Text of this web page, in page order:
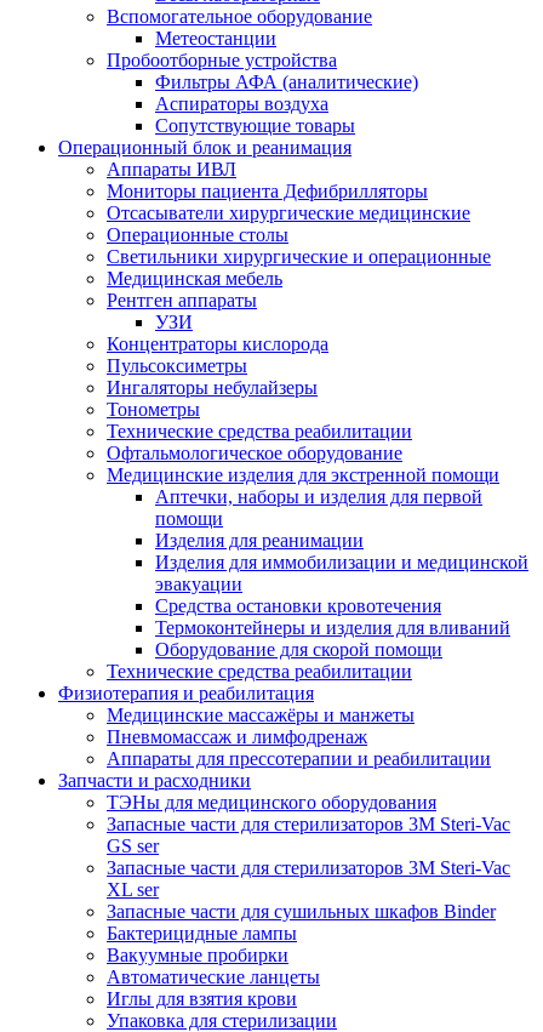
Вспомогательное оборудование
Метеостанции
Пробоотборные устройства
Фильтры АФА (аналитические)
Аспираторы воздуха
Сопутствующие товары
Операционный блок и реанимация
Аппараты ИВЛ
Мониторы пациента Дефибрилляторы
Отсасыватели хирургические медицинские
Операционные столы
Светильники хирургические и операционные
Медицинская мебель
Рентген аппараты
УЗИ
Концентраторы кислорода
Пульсоксиметры
Ингаляторы небулайзеры
Тонометры
Технические средства реабилитации
Офтальмологическое оборудование
Медицинские изделия для экстренной помощи
Аптечки, наборы и изделия для первой
помощи
Изделия для реанимации
Изделия для иммобилизации и медицинской
эвакуации
Средства остановки кровотечения
Термоконтейнеры и изделия для вливаний
Оборудование для скорой помощи
Технические средства реабилитации
Физиотерапия и реабилитация
Медицинские массажёры и манжеты
Пневмомассаж и лимфодренаж
Аппараты для прессотерапии и реабилитации
Запчасти и расходники
ТЭНы для медицинского оборудования
Запасные части для стерилизаторов 3M Steri-Vac
GS ser
Запасные части для стерилизаторов 3М Steri-Vac
XL ser
Запасные части для сушильных шкафов Binder
Бактерицидные лампы
Вакуумные пробирки
Автоматические ланцеты
Иглы для взятия крови
Упаковка для стерилизации